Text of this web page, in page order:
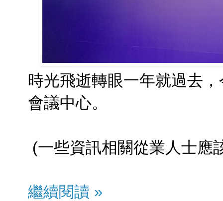
時光飛逝轉眼一年就過去
會議中心。
(一些資訊相關從業人士應
繼續閱讀 »